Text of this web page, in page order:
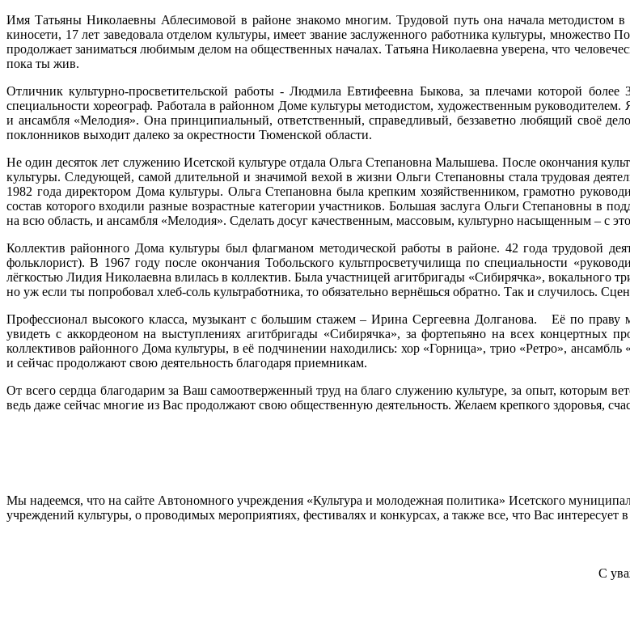
Имя Татьяны Николаевны Аблесимовой в районе знакомо многим. Трудовой путь она начала методистом
киносети, 17 лет заведовала отделом культуры, имеет звание заслуженного работника культуры, множество
продолжает заниматься любимым делом на общественных началах. Татьяна Николаевна уверена, что
пока ты жив.
Отличник культурно-просветительской работы - Людмила Евтифеевна Быкова, за плечами которой более
специальности хореограф. Работала в районном Доме культуры методистом, художественным
и ансамбля «Мелодия». Она принципиальный, ответственный, справедливый, беззаветно любящий своё
поклонников выходит далеко за окрестности Тюменской области.
Не один десяток лет служению Исетской культуре отдала Ольга Степановна Малышева. После окончания
культуры. Следующей, самой длительной и значимой вехой в жизни Ольги Степановны стала трудовая
1982 года директором Дома культуры. Ольга Степановна была крепким хозяйственником, грамотно
состав которого входили разные возрастные категории участников. Большая заслуга Ольги Степановны в
на всю область, и ансамбля «Мелодия». Сделать досуг качественным, массовым, культурно насыщенным – с
Коллектив районного Дома культуры был флагманом методической работы в районе. 42 года трудовой
фольклорист). В 1967 году после окончания Тобольского культпросветучилища по специальности
лёгкостью Лидия Николаевна влилась в коллектив. Была участницей агитбригады «Сибирячка», вокального
но уж если ты попробовал хлеб-соль культработника, то обязательно вернёшься обратно. Так и случилось.
Профессионал высокого класса, музыкант с большим стажем – Ирина Сергеевна Долганова. Её по
увидеть с аккордеоном на выступлениях агитбригады «Сибирячка», за фортепьяно на всех концертных
коллективов районного Дома культуры, в её подчинении находились: хор «Горница», трио «Ретро»,
и сейчас продолжают свою деятельность благодаря приемникам.
От всего сердца благодарим за Ваш самоотверженный труд на благо служению культуре, за опыт, которым
ведь даже сейчас многие из Вас продолжают свою общественную деятельность. Желаем крепкого здоровья,
Мы надеемся, что на сайте Автономного учреждения «Культура и молодежная политика» Исетского
учреждений культуры, о проводимых мероприятиях, фестивалях и конкурсах, а также все, что Вас интересует
С